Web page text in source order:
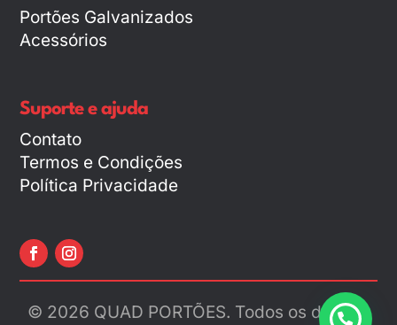
Portões Galvanizados
Acessórios
Suporte e ajuda
Contato
Termos e Condições
Política Privacidade
© 2026 QUAD PORTÕES. Todos os direitos